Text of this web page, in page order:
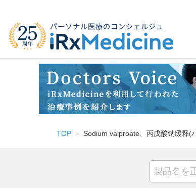
TOP Sodium valproate、丙戊酸钠缓释(